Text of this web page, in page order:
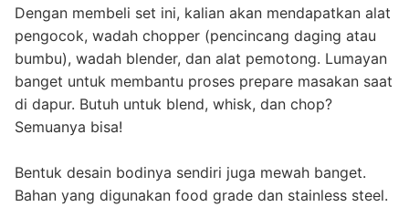
Dengan membeli set ini, kalian akan mendapatkan alat
pengocok, wadah chopper (pencincang daging atau
bumbu), wadah blender, dan alat pemotong. Lumayan
banget untuk membantu proses prepare masakan saat
di dapur. Butuh untuk blend, whisk, dan chop?
Semuanya bisa!
Bentuk desain bodinya sendiri juga mewah banget.
Bahan yang digunakan food grade dan stainless steel.